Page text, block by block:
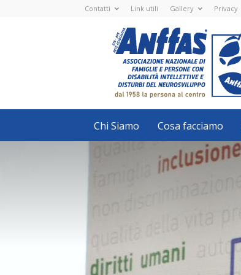
Contatti Link utili Gallery Privacy
Nazionale
ETS
-
APS
Associazione
Nazionale
di
Famiglie
e
con
disabilità
intellettive
neurosviluppo
Chi Siamo Cosa facciamo